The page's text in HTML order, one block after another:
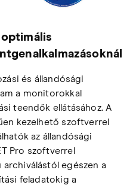
és állandósági
a monitorokkal
teendők ellátásához. A
kezelhető szoftverrel
az állandósági
Pro szoftverrel
egészen a
feladatokig a